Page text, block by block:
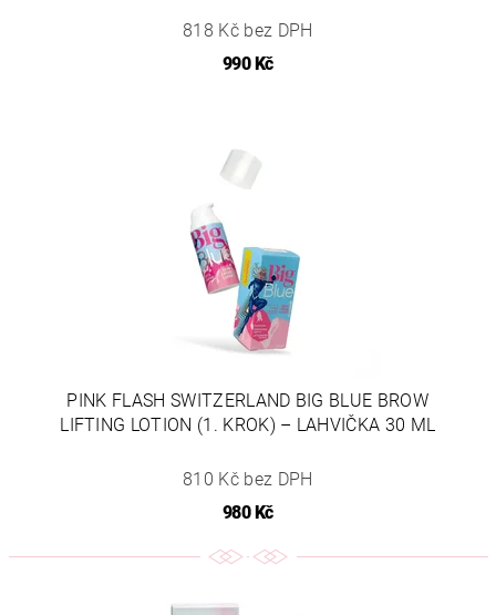
818 Kč bez DPH
990 Kč
PINK FLASH SWITZERLAND BIG BLUE BROW
LIFTING LOTION (1. KROK) – LAHVIČKA 30 ML
810 Kč bez DPH
980 Kč